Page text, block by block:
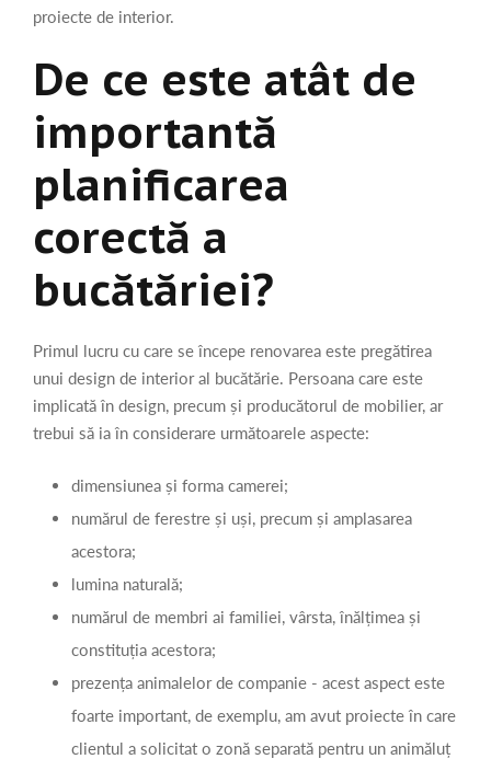
proiecte de interior.
De ce este atât de
importantă
planificarea
corectă a
bucătăriei?
Primul lucru cu care se începe renovarea este pregătirea
unui design de interior al bucătărie. Persoana care este
implicată în design, precum și producătorul de mobilier, ar
trebui să ia în considerare următoarele aspecte:
dimensiunea și forma camerei;
numărul de ferestre și uși, precum și amplasarea
acestora;
lumina naturală;
numărul de membri ai familiei, vârsta, înălțimea și
constituția acestora;
prezența animalelor de companie - acest aspect este
foarte important, de exemplu, am avut proiecte în care
clientul a solicitat o zonă separată pentru un animăluț